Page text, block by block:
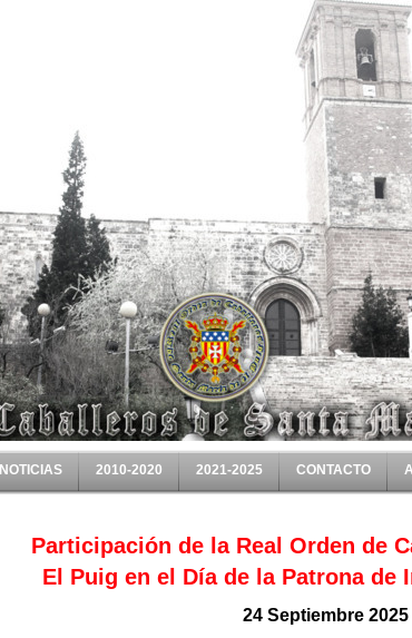
NOTICIAS 2010-2020 2021-2025 CONTACTO
Participación de la Real Orden de
El Puig en el Día de la Patrona
24 Septiembre 2025